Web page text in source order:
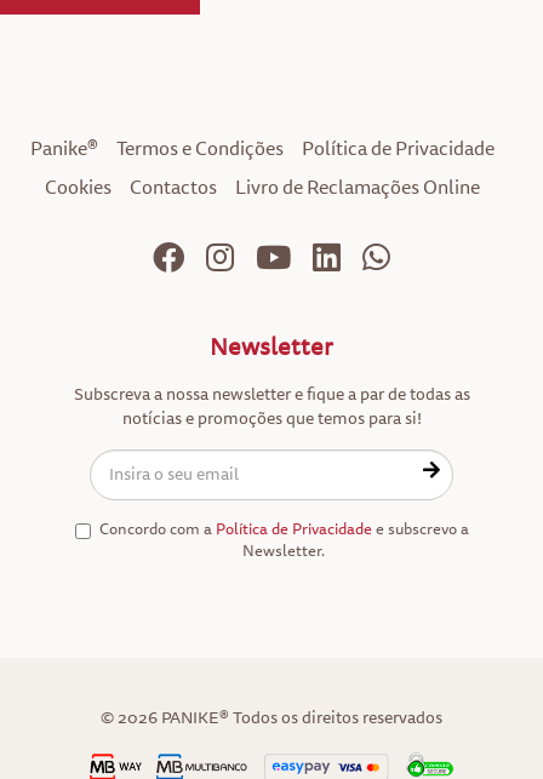
Panike® Termos e Condições
Política de Privacidade
Cookies
Contactos Livro de Reclamações Online
Newsletter
Subscreva a nossa newsletter e fique a par de todas as
notícias e promoções que temos para si!
Concordo com a Política de Privacidadee subscrevo a
Newsletter.
© 2026 PANIKE® Todos os direitos reservados